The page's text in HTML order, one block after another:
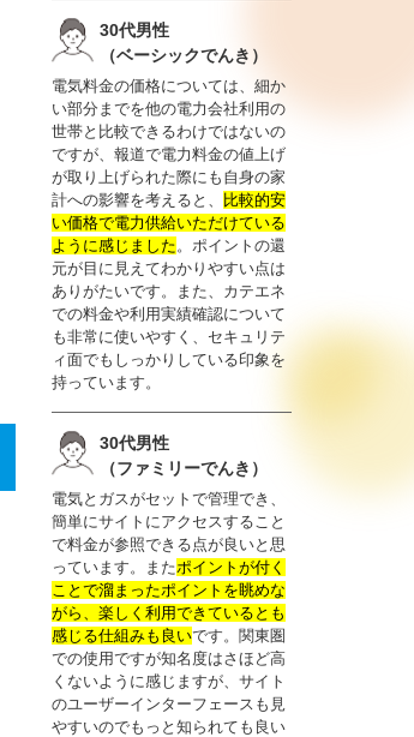
30代男性
（ベーシックでんき）
電気料金の価格については、細か
い部分までを他の電力会社利用の
世帯と比較できるわけではないの
ですが、報道で電力料金の値上げ
が取り上げられた際にも自身の家
計への影響を考えると、
比較的安
い価格で電力供給いただけている
ように感じました。ポイントの還
元が目に見えてわかりやすい点は
ありがたいです。また、カテエネ
での料金や利用実績確認について
も非常に使いやすく、セキュリテ
ィ面でもしっかりしている印象を
持っています。
30代男性
（ファミリーでんき）
電気とガスがセットで管理でき、
簡単にサイトにアクセスすること
で料金が参照できる点が良いと思
っています。またポイントが付く
ことで溜まったポイントを眺めな
がら、楽しく利用できているとも
感じる仕組みも良いです。関東圏
での使用ですが知名度はさほど高
くないように感じますが、サイト
のユーザーインターフェースも見
やすいのでもっと知られても良い